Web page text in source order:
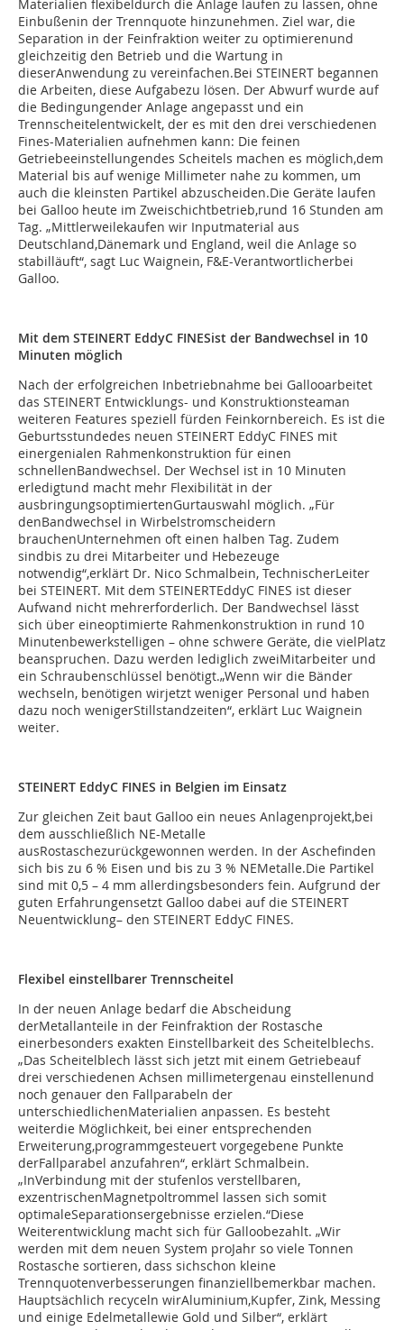
Materialien flexibeldurch die Anlage laufen zu lassen, ohne
Einbußenin der Trennquote hinzunehmen. Ziel war, die
Separation in der Feinfraktion weiter zu optimierenund
gleichzeitig den Betrieb und die Wartung in
dieserAnwendung zu vereinfachen.Bei STEINERT begannen
die Arbeiten, diese Aufgabezu lösen. Der Abwurf wurde auf
die Bedingungender Anlage angepasst und ein
Trennscheitelentwickelt, der es mit den drei verschiedenen
Fines-Materialien aufnehmen kann: Die feinen
Getriebeeinstellungendes Scheitels machen es möglich,dem
Material bis auf wenige Millimeter nahe zu kommen, um
auch die kleinsten Partikel abzuscheiden.Die Geräte laufen
bei Galloo heute im Zweischichtbetrieb,rund 16 Stunden am
Tag. „Mittlerweilekaufen wir Inputmaterial aus
Deutschland,Dänemark und England, weil die Anlage so
stabilläuft“, sagt Luc Waignein, F&E-Verantwortlicherbei
Galloo.
Mit dem STEINERT EddyC FINESist der Bandwechsel in 10
Minuten möglich
Nach der erfolgreichen Inbetriebnahme bei Gallooarbeitet
das STEINERT Entwicklungs- und Konstruktionsteaman
weiteren Features speziell fürden Feinkornbereich. Es ist die
Geburtsstundedes neuen STEINERT EddyC FINES mit
einergenialen Rahmenkonstruktion für einen
schnellenBandwechsel. Der Wechsel ist in 10 Minuten
erledigtund macht mehr Flexibilität in der
ausbringungsoptimiertenGurtauswahl möglich. „Für
denBandwechsel in Wirbelstromscheidern
brauchenUnternehmen oft einen halben Tag. Zudem
sindbis zu drei Mitarbeiter und Hebezeuge
notwendig“,erklärt Dr. Nico Schmalbein, TechnischerLeiter
bei STEINERT. Mit dem STEINERTEddyC FINES ist dieser
Aufwand nicht mehrerforderlich. Der Bandwechsel lässt
sich über eineoptimierte Rahmenkonstruktion in rund 10
Minutenbewerkstelligen – ohne schwere Geräte, die vielPlatz
beanspruchen. Dazu werden lediglich zweiMitarbeiter und
ein Schraubenschlüssel benötigt.„Wenn wir die Bänder
wechseln, benötigen wirjetzt weniger Personal und haben
dazu noch wenigerStillstandzeiten“, erklärt Luc Waignein
weiter.
STEINERT EddyC FINES in Belgien im Einsatz
Zur gleichen Zeit baut Galloo ein neues Anlagenprojekt,bei
dem ausschließlich NE-Metalle
ausRostaschezurückgewonnen werden. In der Aschefinden
sich bis zu 6 % Eisen und bis zu 3 % NEMetalle.Die Partikel
sind mit 0,5 – 4 mm allerdingsbesonders fein. Aufgrund der
guten Erfahrungensetzt Galloo dabei auf die STEINERT
Neuentwicklung– den STEINERT EddyC FINES.
Flexibel einstellbarer Trennscheitel
In der neuen Anlage bedarf die Abscheidung
derMetallanteile in der Feinfraktion der Rostasche
einerbesonders exakten Einstellbarkeit des Scheitelblechs.
„Das Scheitelblech lässt sich jetzt mit einem Getriebeauf
drei verschiedenen Achsen millimetergenau einstellenund
noch genauer den Fallparabeln der
unterschiedlichenMaterialien anpassen. Es besteht
weiterdie Möglichkeit, bei einer entsprechenden
Erweiterung,programmgesteuert vorgegebene Punkte
derFallparabel anzufahren“, erklärt Schmalbein.
„InVerbindung mit der stufenlos verstellbaren,
exzentrischenMagnetpoltrommel lassen sich somit
optimaleSeparationsergebnisse erzielen.“Diese
Weiterentwicklung macht sich für Galloobezahlt. „Wir
werden mit dem neuen System proJahr so viele Tonnen
Rostasche sortieren, dass sichschon kleine
Trennquotenverbesserungen finanziellbemerkbar machen.
Hauptsächlich recyceln wirAluminium,Kupfer, Zink, Messing
und einige Edelmetallewie Gold und Silber“, erklärt